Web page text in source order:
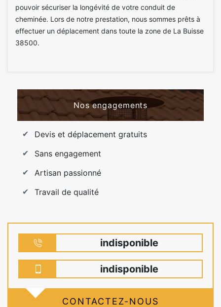
pouvoir sécuriser la longévité de votre conduit de
cheminée. Lors de notre prestation, nous sommes prêts à
effectuer un déplacement dans toute la zone de La Buisse
38500.
Nos engagements
Devis et déplacement gratuits
Sans engagement
Artisan passionné
Travail de qualité
indisponible
indisponible
CONTACTEZ-NOUS